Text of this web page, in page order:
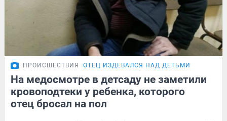
ПРОИСШЕСТВИЯ ОТЕЦ ИЗДЕВАЛСЯ НАД ДЕТЬМИ
На медосмотре в детсаду не заметили
кровоподтеки у ребенка, которого
отец бросал на пол